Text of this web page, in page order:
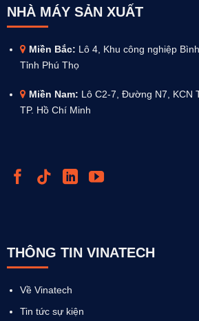
NHÀ MÁY SẢN XUẤT
Miền Bắc: Lô 4, Khu công nghiệp
Tỉnh Phú Thọ
Miền Nam: Lô C2-7, Đường N7, KCN
TP. Hồ Chí Minh
THÔNG TIN VINATECH
Về Vinatech
Tin tức sự kiện